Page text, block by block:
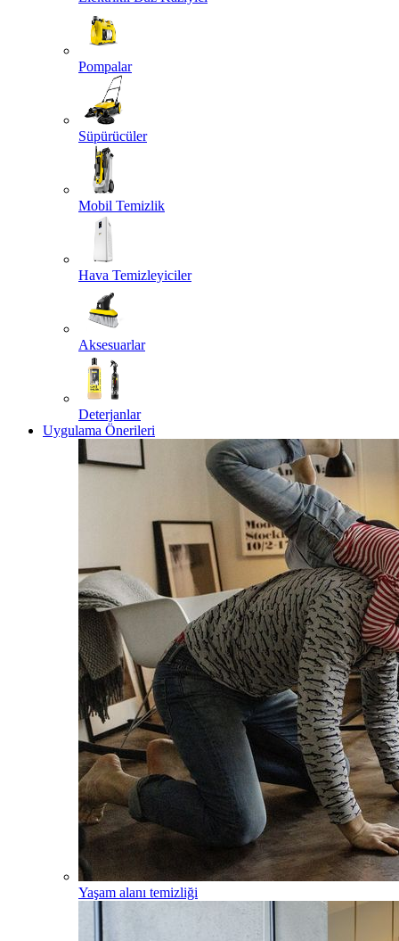
Pompalar
Süpürücüler
Mobil Temizlik
Hava Temizleyiciler
Aksesuarlar
Deterjanlar
Uygulama Önerileri
Yaşam alanı temizliği